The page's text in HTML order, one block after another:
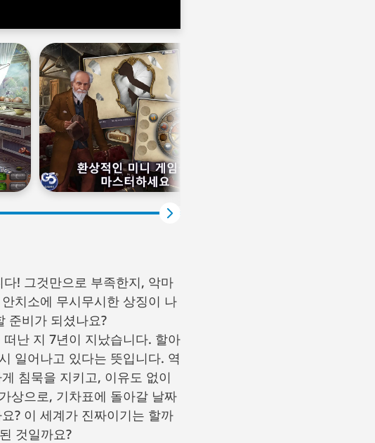
! 그것만으로 부족한지, 악마
치소에 무시무시한 상징이 나
준비가 되셨나요?
난 지 7년이 지났습니다. 할아
일어나고 있다는 뜻입니다. 역
침묵을 지키고, 이유도 없이
상으로, 기차표에 돌아갈 날짜
? 이 세계가 진짜이기는 할까
것일까요?